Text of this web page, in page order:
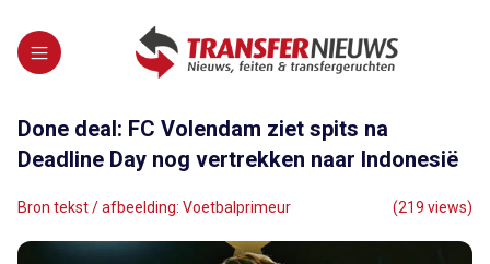
Done deal: FC Volendam ziet spits na
Deadline Day nog vertrekken naar Indonesië
Bron tekst / afbeelding: Voetbalprimeur (219 views)